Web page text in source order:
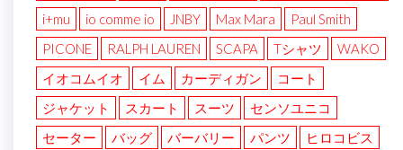
i+mu
io comme io JNBY Max Mara
Paul Smith
PICONE
RALPH LAUREN SCAPA Tシャツ
WAKO
イオコムイオ
イム カーディガン
コート
ジャケット
スカート スーツ
センソユニコ
セーター
バッグ バーバリー パンツ
ヒロコビス